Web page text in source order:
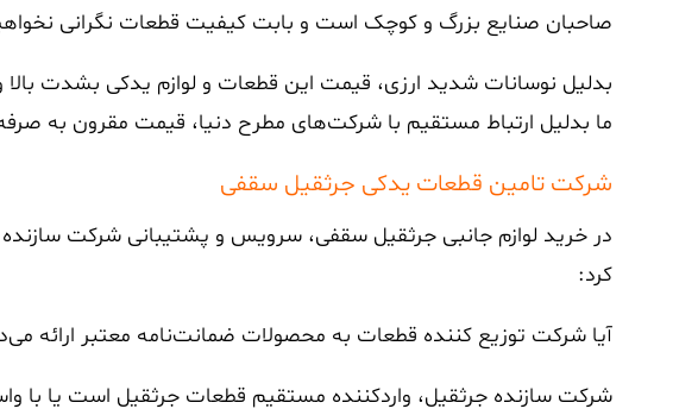
صاحبان صنایع بزرگ و کوچک است و بابت کیفیت قطعات نگرانی
بدلیل نوسانات شدید ارزی، قیمت این قطعات و لوازم یدکی بشدت
ما بدلیل ارتباط مستقیم با شرکت‌های مطرح دنیا، قیمت مقرون به
شرکت تامین قطعات یدکی جرثقیل سقفی
در خرید لوازم جانبی جرثقیل سقفی، سرویس و پشتیبانی شرکت
کرد:
آیا شرکت توزیع کننده قطعات به محصولات ضمانت‌نامه معتبر ارائه
شرکت سازنده جرثقیل، واردکننده مستقیم قطعات جرثقیل است یا با